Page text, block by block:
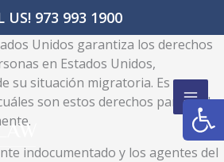
US! 973 993 1900
Unidos garantiza los derechos
en Estados Unidos,
su situación migratoria. Es
son estos derechos para poder
indocumentado y los agentes del